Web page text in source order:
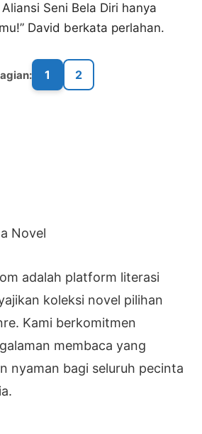
Seni Bela Diri hanya
David berkata perlahan.
1 2
Novel
adalah platform literasi
koleksi novel pilihan
Kami berkomitmen
membaca yang
nyaman bagi seluruh pecinta